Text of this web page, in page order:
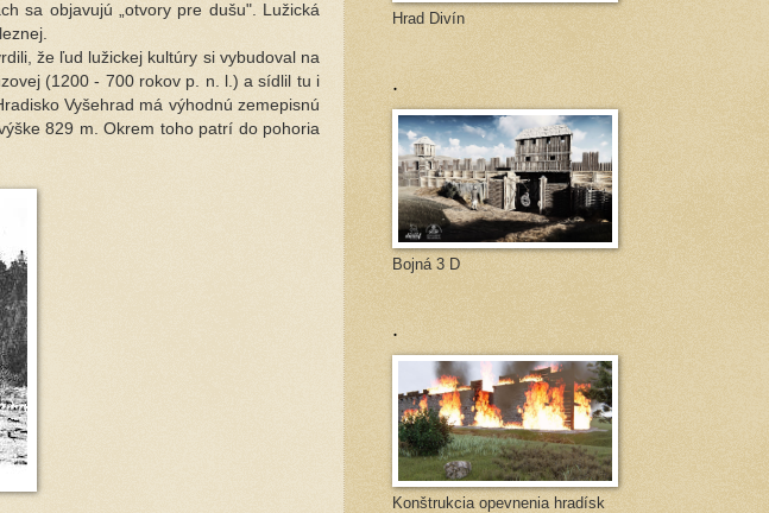
sa objavujú „otvory pre dušu". Lužická
že ľud lužickej kultúry si vybudoval na
(1200 - 700 rokov p. n. l.) a sídlil tu i
Vyšehrad má výhodnú zemepisnú
829 m. Okrem toho patrí do pohoria
Hrad Divín
.
Bojná 3 D
.
Konštrukcia opevnenia hradísk